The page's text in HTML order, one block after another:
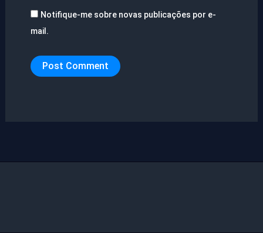
Notifique-me sobre novas publicações por e-
mail.